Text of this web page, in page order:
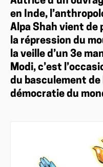
en Inde,
Alpa Shah vient de
la répression du
la veille d’un 3e
Modi, c’est
du basculement de
démocratie du